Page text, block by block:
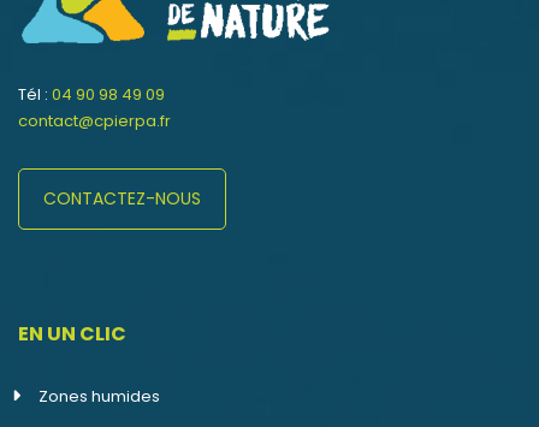
Tél : 04 90 98 49 09
contact@cpierpa.fr
CONTACTEZ-NOUS
EN UN CLIC
Zones humides